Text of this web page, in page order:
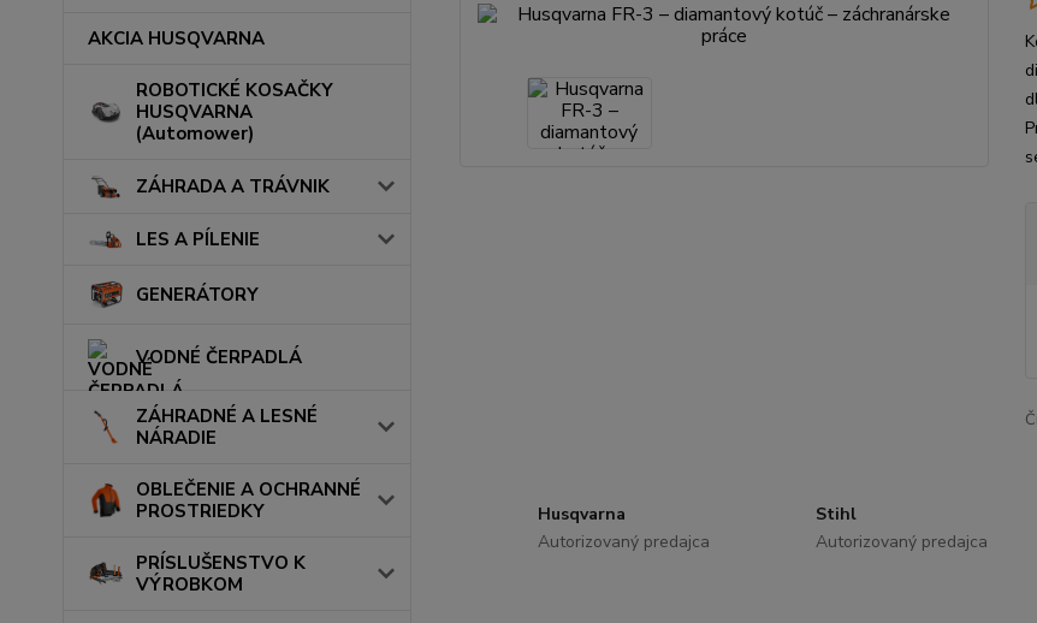
AKCIA HUSQVARNA
ROBOTICKÉ KOSAČKY
HUSQVARNA
(Automower)
ZÁHRADA A TRÁVNIK
LES A PÍLENIE
GENERÁTORY
VODNÉ ČERPADLÁ
ZÁHRADNÉ A LESNÉ
NÁRADIE
OBLEČENIE A OCHRANNÉ
PROSTRIEDKY
PRÍSLUŠENSTVO K
VÝROBKOM
Husqvarna
Autorizovaný predajca
Stihl
Autorizovaný predajca